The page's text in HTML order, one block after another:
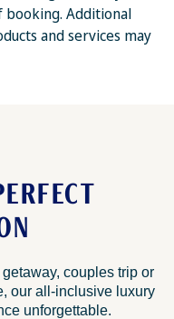
Additional
and services may
couples trip or
our all-inclusive luxury
unforgettable.